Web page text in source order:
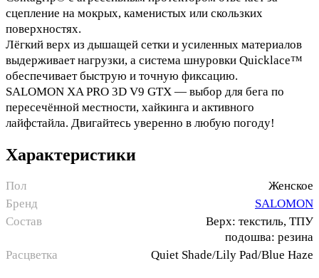
сцепление на мокрых, каменистых или скользких
поверхностях.
Лёгкий верх из дышащей сетки и усиленных материалов
выдерживает нагрузки, а система шнуровки Quicklace™
обеспечивает быструю и точную фиксацию.
SALOMON XA PRO 3D V9 GTX — выбор для бега по
пересечённой местности, хайкинга и активного
лайфстайла. Двигайтесь уверенно в любую погоду!
Характеристики
Пол
Женское
Бренд
SALOMON
Состав
Верх: текстиль, ТПУ
подошва: резина
Расцветка
Quiet Shade/Lily Pad/Blue Haze